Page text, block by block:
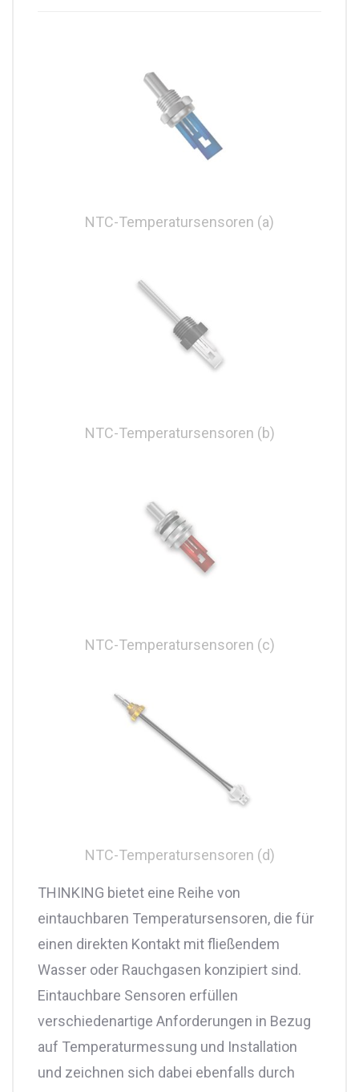
NTC-Temperatursensoren (a)
NTC-Temperatursensoren (b)
NTC-Temperatursensoren (c)
NTC-Temperatursensoren (d)
THINKING bietet eine Reihe von
eintauchbaren Temperatursensoren, die für
einen direkten Kontakt mit fließendem
Wasser oder Rauchgasen konzipiert sind.
Eintauchbare Sensoren erfüllen
verschiedenartige Anforderungen in Bezug
auf Temperaturmessung und Installation
und zeichnen sich dabei ebenfalls durch